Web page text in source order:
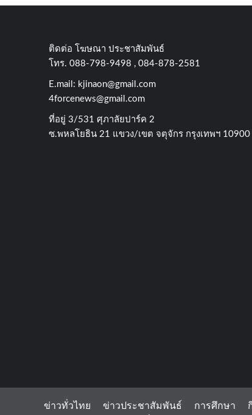
ติดต่อ​ โฆษณา​ ประชาสัมพันธ์
โทร​. 088-798-9498 , 084-878-2581
E.mail: kjinaon@gmail.com
4forcenews@gmail.com
ที่อยู่​ 3/531​ ศุภาลัยปาร์ค​ 2
ซ.พหลโยธิน​ 21​ แขวง/เขต​ จตุจักร​ กรุงเทพฯ 10900
ข่าวทั่วไทย ข่าวประชาสัมพันธ์ การศึกษา